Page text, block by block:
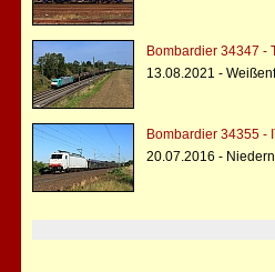
Bombardier 34347 -
13.08.2021 -
Bombardier 34355 -
20.07.2016 -